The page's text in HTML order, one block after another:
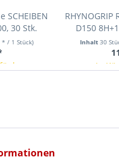
SCHEIBEN
30 Stk.
* / 1 Stück)
RHYNOGRIP
D150
Inhalt 30
In